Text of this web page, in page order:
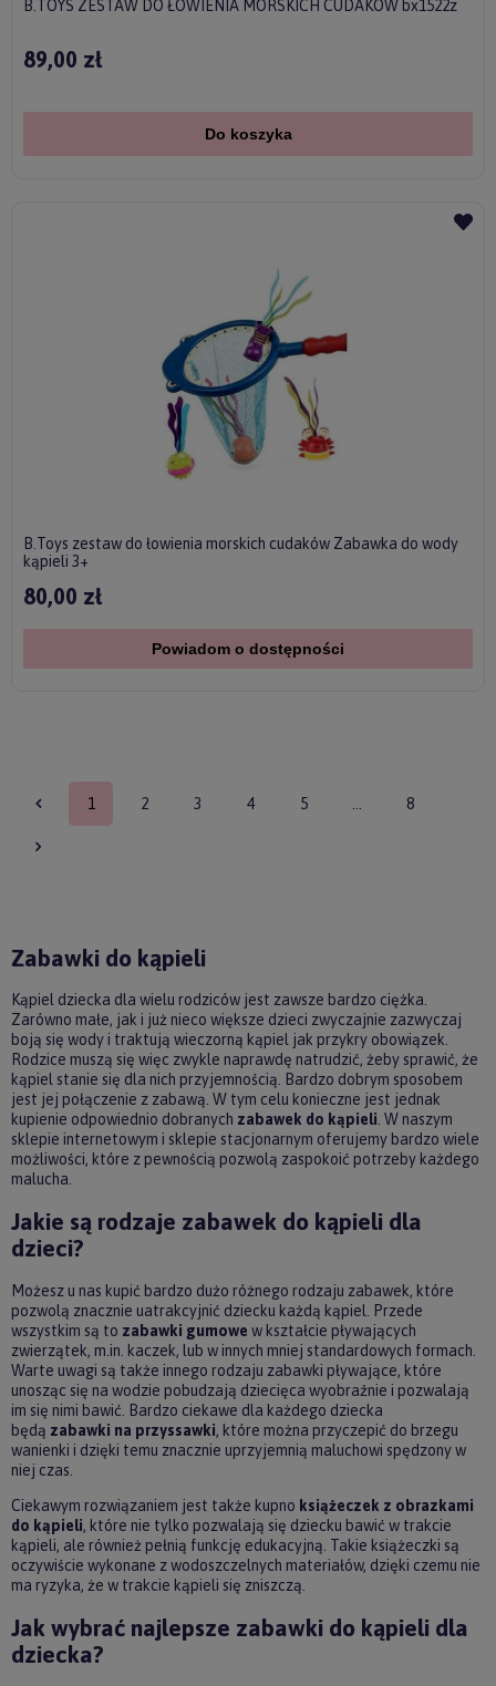
B.TOYS ZESTAW DO ŁOWIENIA MORSKICH CUDAKÓW bx1522z
89,00 zł
Do koszyka
B.Toys zestaw do łowienia morskich cudaków Zabawka do wody
kąpieli 3+
80,00 zł
Powiadom o dostępności
1 2 3 4 5 8
Zabawki do kąpieli
Kąpiel dziecka dla wielu rodziców jest zawsze bardzo ciężka.
Zarówno małe, jak i już nieco większe dzieci zwyczajnie zazwyczaj
boją się wody i traktują wieczorną kąpiel jak przykry obowiązek.
Rodzice muszą się więc zwykle naprawdę natrudzić, żeby sprawić, że
kąpiel stanie się dla nich przyjemnością. Bardzo dobrym sposobem
jest jej połączenie z zabawą. W tym celu konieczne jest jednak
kupienie odpowiednio dobranych zabawek do kąpieli . W naszym
sklepie internetowym i sklepie stacjonarnym oferujemy bardzo wiele
możliwości, które z pewnością pozwolą zaspokoić potrzeby każdego
malucha.
Jakie są rodzaje zabawek do kąpieli dla
dzieci?
Możesz u nas kupić bardzo dużo różnego rodzaju zabawek, które
pozwolą znacznie uatrakcyjnić dziecku każdą kąpiel. Przede
wszystkim są to zabawki gumowe w kształcie pływających
zwierzątek, m.in. kaczek, lub w innych mniej standardowych formach.
Warte uwagi są także innego rodzaju zabawki pływające, które
unosząc się na wodzie pobudzają dziecięca wyobraźnie i pozwalają
im się nimi bawić. Bardzo ciekawe dla każdego dziecka
będą zabawki na przyssawki, które można przyczepić do brzegu
wanienki i dzięki temu znacznie uprzyjemnią maluchowi spędzony w
niej czas.
Ciekawym rozwiązaniem jest także kupno książeczek z obrazkami
do kąpieli, które nie tylko pozwalają się dziecku bawić w trakcie
kąpieli, ale również pełnią funkcję edukacyjną. Takie książeczki są
oczywiście wykonane z wodoszczelnych materiałów, dzięki czemu nie
ma ryzyka, że w trakcie kąpieli się zniszczą.
Jak wybrać najlepsze zabawki do kąpieli dla
dziecka?